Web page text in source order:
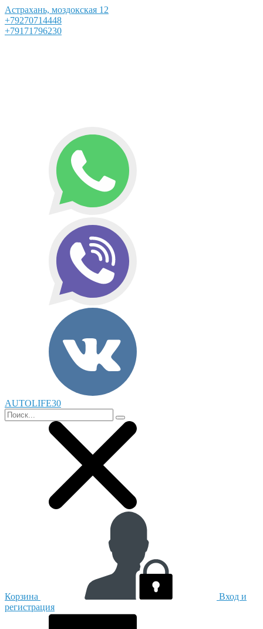
Астрахань, моздокская 12
+79270714448
+79171796230
AUTOLIFE30
Корзина
Вход и
регистрация